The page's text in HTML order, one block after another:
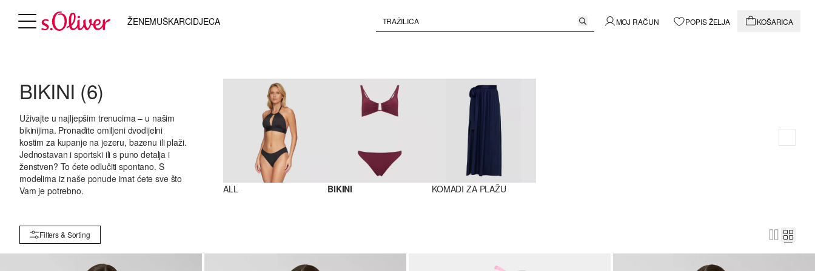
ŽENEMUŠKARCIDJECA MOJ RAČUN POPIS ŽELJA KOŠARICA
BIKINI (6)
Uživajte u najljepšim trenucima – u našim
bikinijima. Pronađite omiljeni dvodijelni
kostim za kupanje na jezeru, bazenu ili plaži.
Jednostavan i sportski ili s puno detalja i
ženstven? To ćete odlučiti spontano. S
modelima iz naše ponude imat ćete sve što
Vam je potrebno.
ALL BIKINI KOMADI ZA PLAŽU
Filters & Sorting